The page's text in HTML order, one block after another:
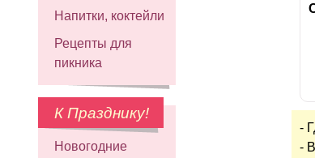
Напитки, коктейли
Рецепты для
пикника
К Празднику!
Новогодние
-
-